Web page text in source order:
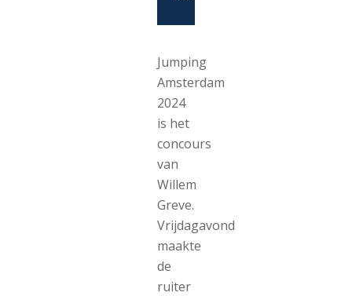
Jumping
Amsterdam
2024
is het
concours
van
Willem
Greve.
Vrijdagavond
maakte
de
ruiter